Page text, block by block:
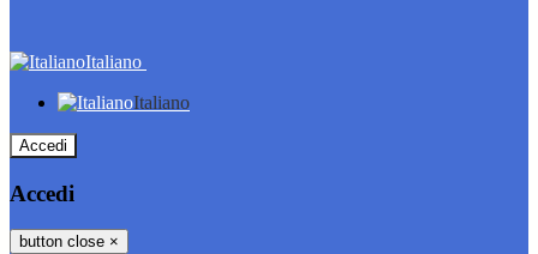
Italiano
Italiano
Accedi
Accedi
button close ×